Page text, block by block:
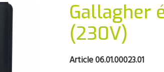
Gallagher
(230V)
Article 06.01.00023.01